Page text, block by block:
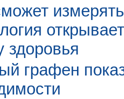
здоровья
графен